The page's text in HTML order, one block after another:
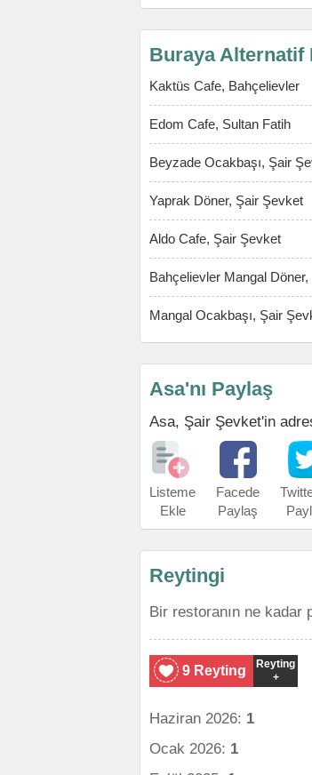
Buraya Alternatif
Kaktüs Cafe, Bahçelievler
Edom Cafe, Sultan Fatih
Beyzade Ocakbaşı, Şair
Yaprak Döner, Şair Şevket
Aldo Cafe, Şair Şevket
Bahçelievler Mangal
Mangal Ocakbaşı, Şair
Asa'nı Paylaş
Asa, Şair Şevket'in
Listeme
Ekle
Facede
Paylaş
Reytingi
Bir restoranın ne kadar
9 Reyting
Reyting
+
Haziran 2026: 1
Ocak 2026: 1